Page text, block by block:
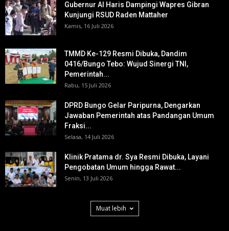
Gubernur Al Haris Dampingi Wapres Gibran
Kunjungi RSUD Raden Mattaher
Kamis, 16 Juli 2026
TMMD Ke-129 Resmi Dibuka, Dandim
0416/Bungo Tebo: Wujud Sinergi TNI,
Pemerintah...
Rabu, 15 Juli 2026
DPRD Bungo Gelar Paripurna, Dengarkan
Jawaban Pemerintah atas Pandangan Umum
Fraksi...
Selasa, 14 Juli 2026
Klinik Pratama dr. Sya Resmi Dibuka, Layani
Pengobatan Umum hingga Rawat...
Senin, 13 Juli 2026
Muat lebih